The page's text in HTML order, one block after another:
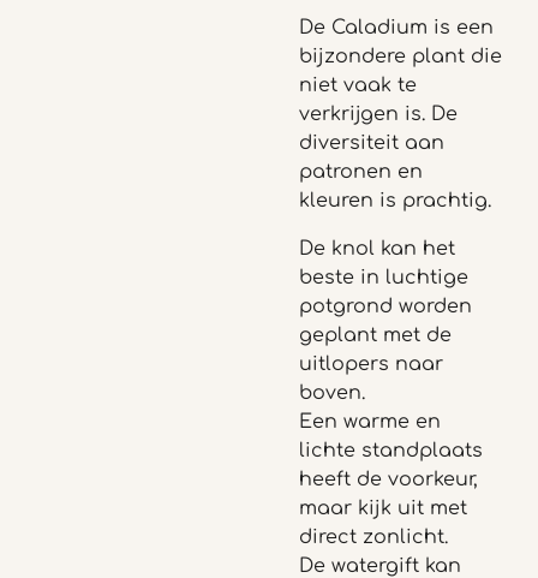
De Caladium is een
bijzondere plant die
niet vaak te
verkrijgen is. De
diversiteit aan
patronen en
kleuren is prachtig.
De knol kan het
beste in luchtige
potgrond worden
geplant met de
uitlopers naar
boven.
Een warme en
lichte standplaats
heeft de voorkeur,
maar kijk uit met
direct zonlicht.
De watergift kan